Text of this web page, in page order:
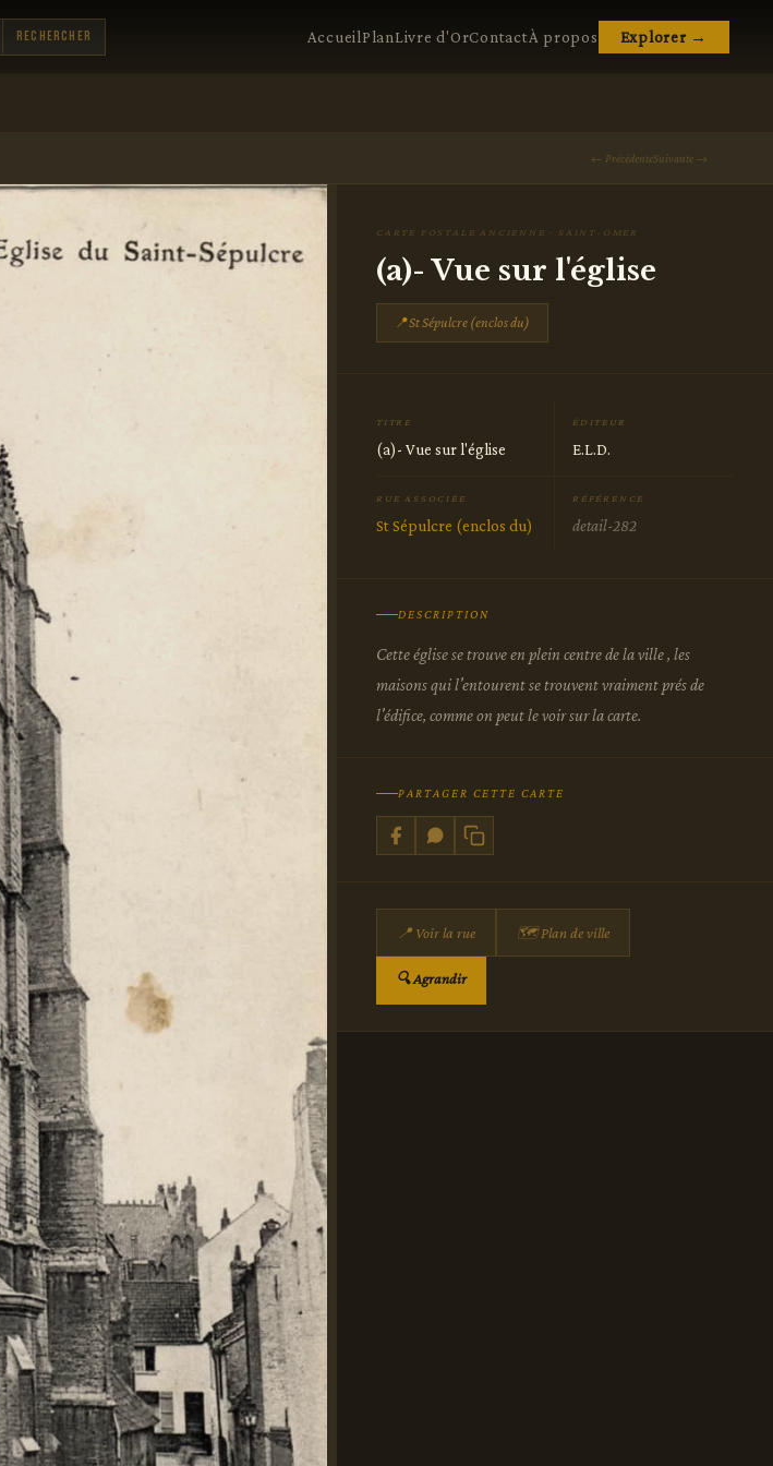
Rechercher Accueil PlanLivre d'OrContactÀ propos Explorer →
← PrécédenteSuivante →
CARTE POSTALE ANCIENNE · SAINT-OMER
(a)- Vue sur l'église
📍St Sépulcre (enclos du)
TITRE
(a)- Vue sur l'église
ÉDITEUR
E.L.D.
RUE ASSOCIÉE
St Sépulcre (enclos du)
RÉFÉRENCE
detail-282
DESCRIPTION
Cette église se trouve en plein centre de la ville , les
maisons qui l'entourent se trouvent vraiment prés de
l'édifice, comme on peut le voir sur la carte.
PARTAGER CETTE CARTE
📍 Voir la rue 🗺 Plan de ville
🔍 Agrandir